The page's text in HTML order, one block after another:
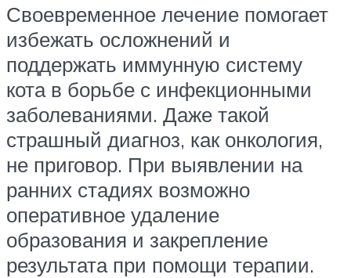
Своевременное лечение помогает
избежать осложнений и
поддержать иммунную систему
кота в борьбе с инфекционными
заболеваниями. Даже такой
страшный диагноз, как онкология,
не приговор. При выявлении на
ранних стадиях возможно
оперативное удаление
образования и закрепление
результата при помощи терапии.